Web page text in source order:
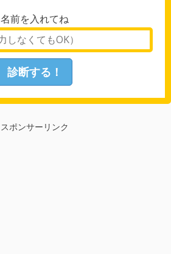
名前を入れてね
スポンサーリンク